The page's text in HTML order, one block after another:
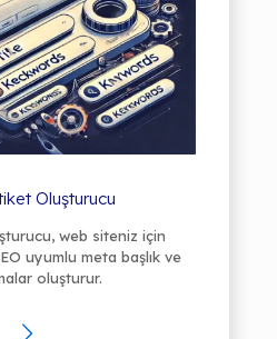
Oluşturucu
web siteniz için
uyumlu meta başlık ve
oluşturur.